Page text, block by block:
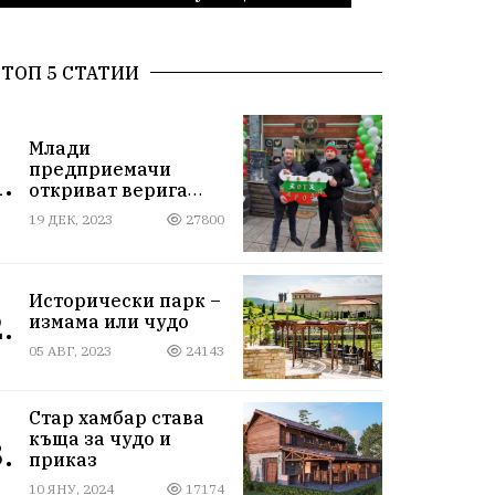
ТОП 5 СТАТИИ
Млади
предприемачи
откриват верига
магазини за
български стоки
19 ДЕК, 2023 27800
Исторически парк –
измама или чудо
05 АВГ, 2023 24143
Стар хамбар става
къща за чудо и
приказ
10 ЯНУ, 2024 17174